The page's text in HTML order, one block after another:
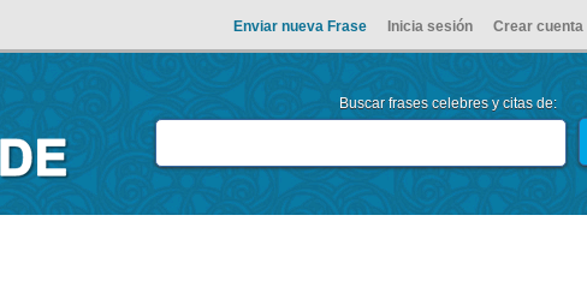
Enviar nueva Frase Inicia sesión Crear cuenta
Buscar frases celebres y citas de: